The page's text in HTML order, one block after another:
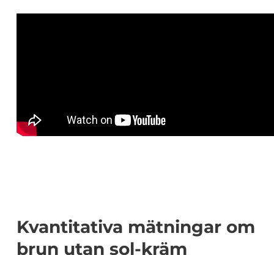
Kvantitativa mätningar om
brun utan sol-kräm